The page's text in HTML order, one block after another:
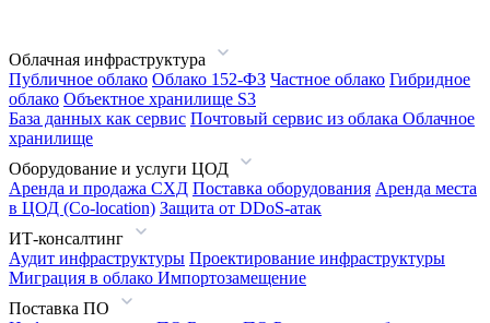
Облачная инфраструктура
Публичное облако Облако 152-ФЗ Частное облако Гибридное
облако Объектное хранилище S3
База данных как сервис Почтовый сервис из облака Облачное
хранилище
Оборудование и услуги ЦОД
Аренда и продажа СХД Поставка оборудования Аренда места
в ЦОД (Co-location) Защита от DDoS-атак
ИТ-консалтинг
Аудит инфраструктуры Проектирование инфраструктуры
Миграция в облако Импортозамещение
Поставка ПО